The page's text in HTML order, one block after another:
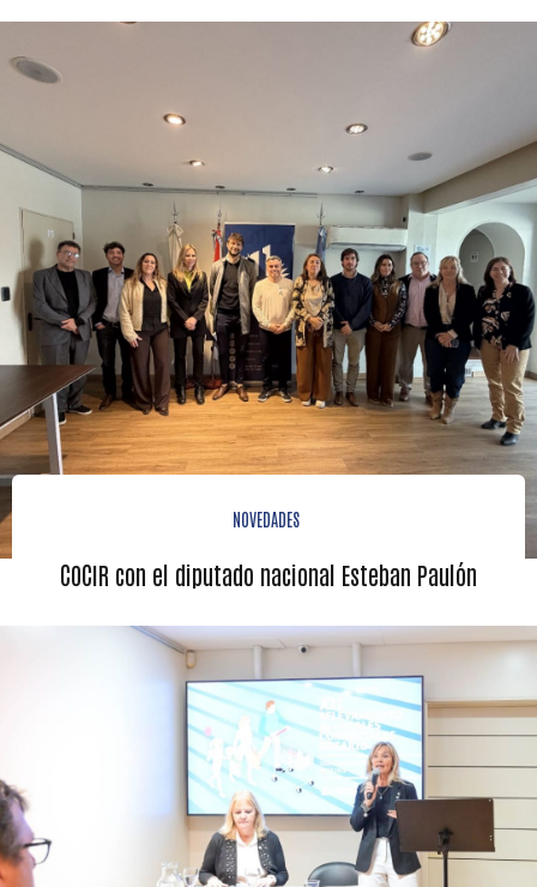
NOVEDADES
COCIR con el diputado nacional Esteban Paulón